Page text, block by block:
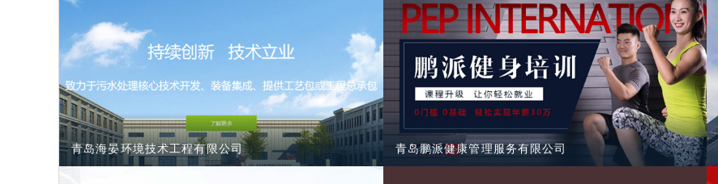
青岛海晏环境技术工程有限公司 青岛鹏派健康管理服务有限公司